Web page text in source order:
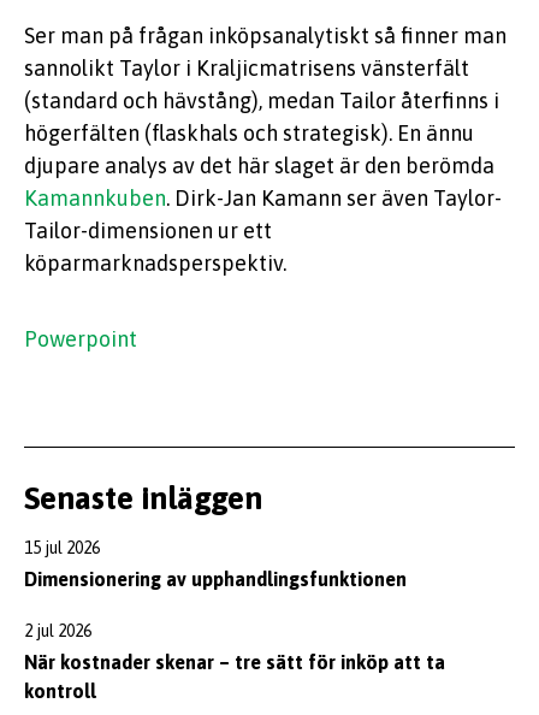
Ser man på frågan inköpsanalytiskt så finner man
sannolikt Taylor i Kraljicmatrisens vänsterfält
(standard och hävstång), medan Tailor återfinns i
högerfälten (flaskhals och strategisk). En ännu
djupare analys av det här slaget är den berömda
Kamannkuben. Dirk-Jan Kamann ser även Taylor-
Tailor-dimensionen ur ett
köparmarknadsperspektiv.
Powerpoint
Senaste inläggen
15 jul 2026
Dimensionering av upphandlingsfunktionen
2 jul 2026
När kostnader skenar – tre sätt för inköp att ta
kontroll